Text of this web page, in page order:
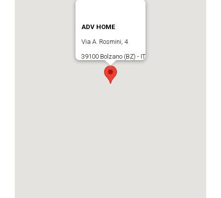
ADV HOME
Via A. Rosmini, 4
39100 Bolzano (BZ) - IT